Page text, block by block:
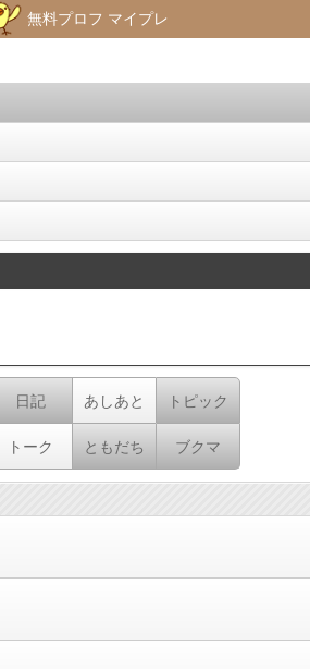
無料プロフ マイプレ
日記 あしあと トピック
トーク ともだち ブクマ